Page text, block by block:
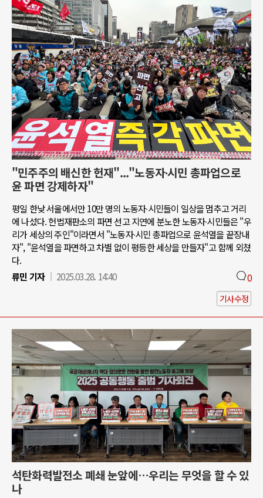
"민주주의 배신한 헌재"..."노동자∙시민 총파업으로
윤 파면 강제하자"
평일 한낮 서울에서만 10만 명의 노동자∙시민들이 일상을 멈추고 거리
에 나섰다. 헌법재판소의 파면 선고 지연에 분노한 노동자∙시민들은 "우
리가 세상의 주인"이라면서 "노동자∙시민 총파업으로 윤석열을 끝장내
자", "윤석열을 파면하고 차별 없이 평등한 세상을 만들자"고 함께 외쳤
다.
류민 기자
2025.03.28. 14:40 0
기사수정
석탄화력발전소 폐쇄 눈앞에…우리는 무엇을 할 수 있
나